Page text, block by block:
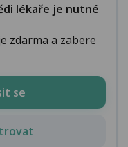
lékaře je nutné
zdarma a zabere
se